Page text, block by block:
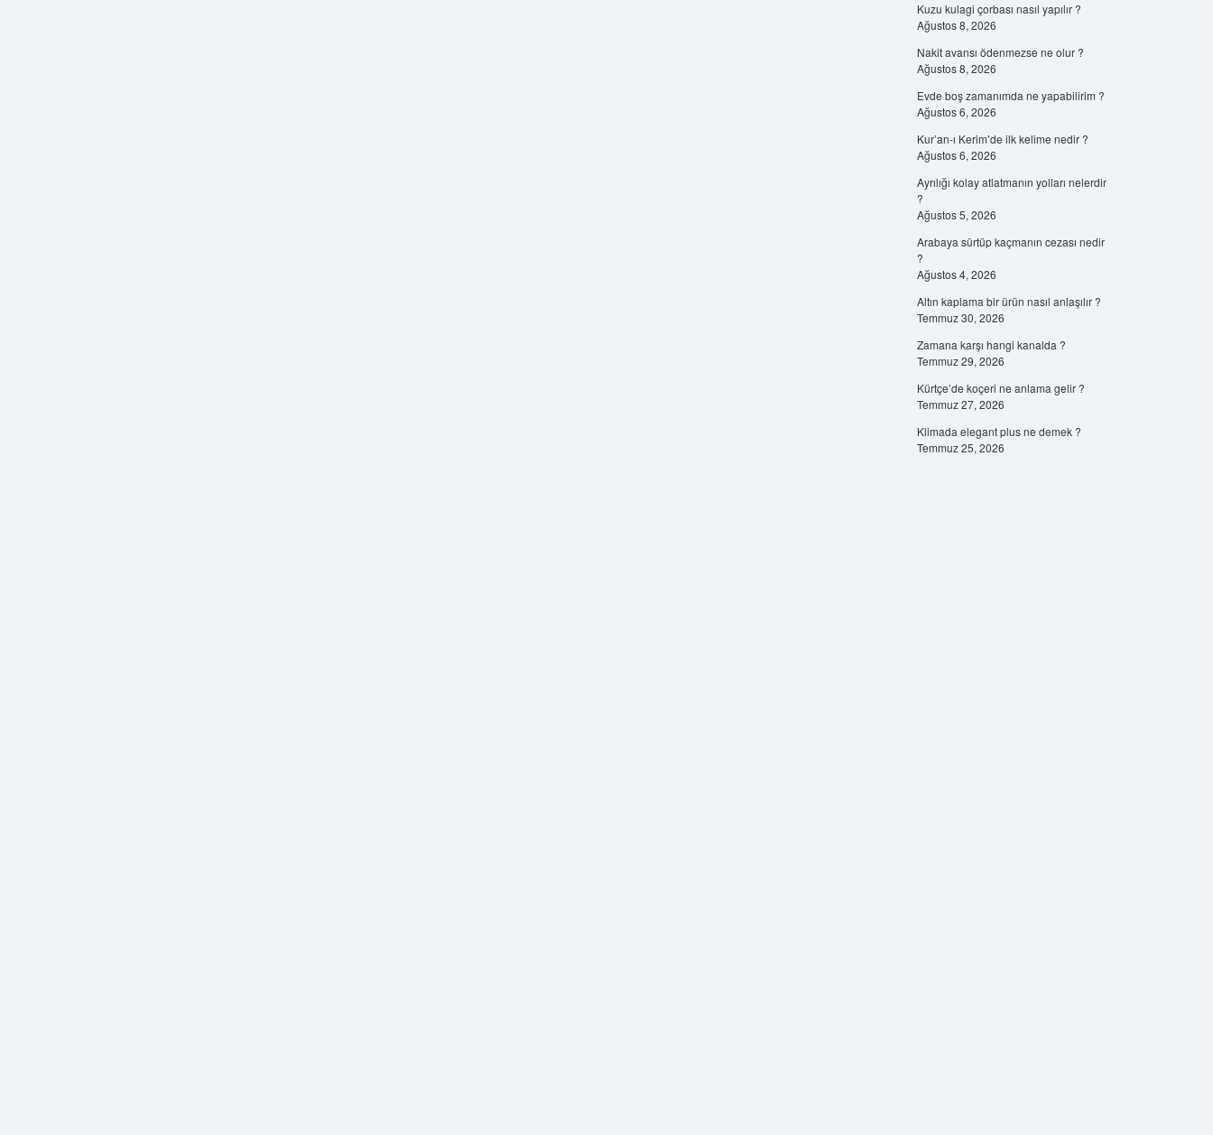
Kuzu kulagi çorbası nasıl yapılır ?
Ağustos 8, 2026
Nakit avansı ödenmezse ne olur ?
Ağustos 8, 2026
Evde boş zamanımda ne yapabilirim ?
Ağustos 6, 2026
Kur’an-ı Kerim’de ilk kelime nedir ?
Ağustos 6, 2026
Ayrılığı kolay atlatmanın yolları nelerdir
?
Ağustos 5, 2026
Arabaya sürtüp kaçmanın cezası nedir
?
Ağustos 4, 2026
Altın kaplama bir ürün nasıl anlaşılır ?
Temmuz 30, 2026
Zamana karşı hangi kanalda ?
Temmuz 29, 2026
Kürtçe’de koçeri ne anlama gelir ?
Temmuz 27, 2026
Klimada elegant plus ne demek ?
Temmuz 25, 2026